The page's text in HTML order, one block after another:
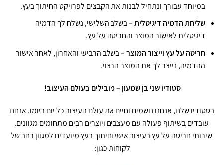
במיוחד עבורך ונתחיל לבנות את הקבצים לפרויקט החיתוך בעץ.
שליחת הדמיה דיגיטלית– בשלב השלישי, נשלח לך הדמיה
דיגיטלית לאישור המוצר והחריטה על עץ.
חריטה על עץ וייצור המוצר– בשלב הרביעי והאחרון, לאחר אישור
ההדמיה, נייצר לך את המוצר הרצוי.
סטודיו שני בן שמעון – מובילים בעולם העיצוב!
בסטודיו שלנו, אנחנו נושמים וחיים את עולם העיצוב כל יום ביומו. אנחנו
עובדים בשיתוף פעולה עם מעצבים ויוצרים רבים מתחומים מגוונים.
שירותי חריטה על עץ בעיצוב אישי וחיתוך בעץ מיועדים למגוון רחב של
לקוחות כגון: